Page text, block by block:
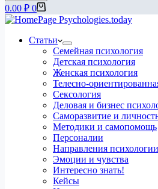
Корзина
0.00 ₽ 0
Статьи
Семейная психология
Детская психология
Женская психология
Телесно-
Сексология
Деловая и бизнес
Саморазвитие и
Методики и самопомощь
Персоналии
Направления психологии
Эмоции и чувства
Интересно знать!
Кейсы